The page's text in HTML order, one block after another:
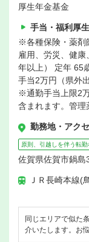
厚生年金基金
手当・福利厚
※各種保険・薬剤
雇用、労災、健
年以上） 定年 65
手当2万円（県外
※通勤手当上限2
含まれます。管理
勤務地・アク
原則、引越しを伴う転勤
佐賀県佐賀市鍋島
ＪＲ長崎本線(
同じエリアで似た
介いたします。お